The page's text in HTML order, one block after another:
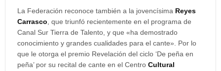
La Federación reconoce también a la jovencísima Reyes
Carrasco , que triunfó recientemente en el programa de
Canal Sur Tierra de Talento, y que «ha demostrado
conocimiento y grandes cualidades para el cante». Por lo
que le otorga el premio Revelación del ciclo ‘De peña en
peña’ por su recital de cante en el Centro Cultural